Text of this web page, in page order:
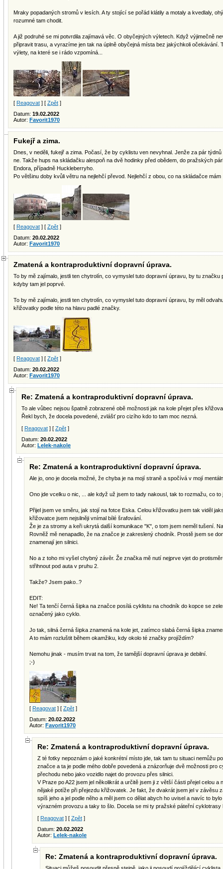
Mraky popadaných stromů v lesích. A ty stojící se pořád klátily a motaly a kvedlaly,
rozumné tam chodit.
A již podruhé se mi potvrdila zajímavá věc. O obyčejných výletech. Když výjimečně
připravit trasu, a vyrazíme jen tak na úplně obyčejná místa bez jakýchkoli očekávání.
výlety, na které se i rádo vzpomíná...
[ Reagovat ] [ Zpět ]
Datum: 19.02.2022
Autor: Favorit1970
Fukejř a zima.
Dnes, v neděli, fukejř a zima. Počasí, že by cyklistu ven nevyhnal. Jenže za pár
ne. Takže hups na skládačku alespoň na dvě hodinky před obědem, do pražských
Endora, případně Huckleberryho.
Po většinu doby kvůli větru na nejlehčí převod. Nejlehčí z obou, co na skládačce mám
[ Reagovat ] [ Zpět ]
Datum: 20.02.2022
Autor: Favorit1970
Zmatená a kontraproduktivní dopravní úprava.
To by mě zajímalo, jestli ten chytrolín, co vymyslel tuto dopravní úpravu, by tu
kdyby tam jel poprvé.
To by mě zajímalo, jestli ten chytrolín, co vymyslel tuto dopravní úpravu, by měl
křižovatky podle této na hlavu padlé značky.
[ Reagovat ] [ Zpět ]
Datum: 20.02.2022
Autor: Favorit1970
Re: Zmatená a kontraproduktivní dopravní úprava.
To ale vůbec nejsou špatně zobrazené obě možnosti jak na kole přejet přes
Řekl bych, že docela povedené, zvlášť pro cizího kdo to tam moc nezná.
[ Reagovat ] [ Zpět ]
Datum: 20.02.2022
Autor: Lelek-nakole
Re: Zmatená a kontraproduktivní dopravní úprava.
Ale jo, ono je docela možné, že chyba je na mojí straně a spočívá v mojí
Ono jde vcelku o nic, ... ale když už jsem to tady nakousl, tak to rozmažu, co to
Přijel jsem ve směru, jak stojí na fotce Eska. Celou křižovatku jsem tak viděl
křižovatce jsem nejsilněji vnímal bílé šrafování.
Že je za stromy a keři ukrytá další komunikace "K", o tom jsem neměl tušení.
Rovněž mě nenapadlo, že na značce je zakreslený chodník. Prostě jsem se
znamenají jen silnici.
No a z toho mi vyšel chybný závěr. Že značka mě nutí nejprve vjet do
střihnout pod auta v pruhu 2.
Takže? Jsem pako..?
EDIT:
Ne! Ta tenčí černá šipka na značce posílá cyklistu na chodník do kopce se
označený jako cyklo.
Jo tak, silná černá šipka znamená na kole jet, zatímco slabá černá šipka
A to mám rozluštit během okamžiku, kdy okolo té značky projíždím?
Nemohu jinak - musím trvat na tom, že tamější dopravní úprava je debilní.
;-)
[ Reagovat ] [ Zpět ]
Datum: 20.02.2022
Autor: Favorit1970
Re: Zmatená a kontraproduktivní dopravní úprava.
Z té fotky nepoznám o jaké konkrétní místo jde, tak tam tu situaci nemůžu
značce a ta je podle mého dobře povedená a znázorňuje dvě možnosti pro
přechodu nebo jako vozidlo najet do provozu přes silnici.
V Praze po A22 jsem jel několikrát a určitě jsem ji z větší části přejel celou a
nějaké potíže při přejezdu křižovatek. Je fakt, že dvakrát jsem jel v závěsu
spíš jeho a jel podle něho a měl jsem co dělat abych ho uvisel a navíc to
výrazném provozu a taky to šlo. Docela se mi ty pražské páteřní cyklotrasy
[ Reagovat ] [ Zpět ]
Datum: 20.02.2022
Autor: Lelek-nakole
Re: Zmatená a kontraproduktivní dopravní úprava.